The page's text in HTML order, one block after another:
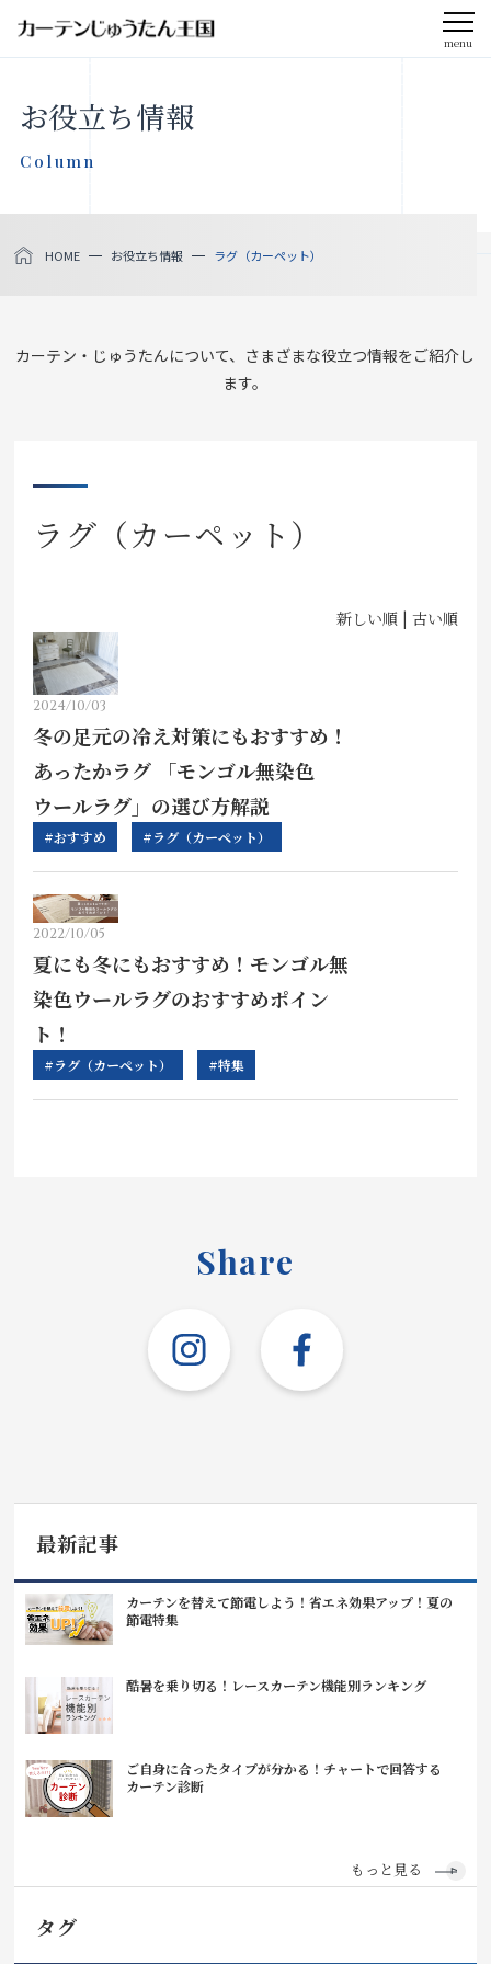
menu
会社案内
お知らせ
店舗をさがす
お客様の声
お役立ち情報
FAQ
お問い合わせ
お気に入りリスト
法人のお客様へ
お役立ち情報
Column
HOME お役立ち情報 ラグ（カーペット）
カーテン・じゅうたんについて、さまざまな役立つ情報をご紹介し
ます。
ラグ（カーペット）
新しい順 | 古い順
2024/10/03
冬の足元の冷え対策にもおすすめ！
あったかラグ 「モンゴル無染色
ウールラグ」の選び方解説
#おすすめ #ラグ（カーペット）
2022/10/05
夏にも冬にもおすすめ！モンゴル無
染色ウールラグのおすすめポイン
ト！
#ラグ（カーペット） #特集
Share
最新記事
カーテンを替えて節電しよう！省エネ効果アップ！夏の
節電特集
酷暑を乗り切る！レースカーテン機能別ランキング
ご自身に合ったタイプが分かる！チャートで回答する
カーテン診断
もっと見る
タグ